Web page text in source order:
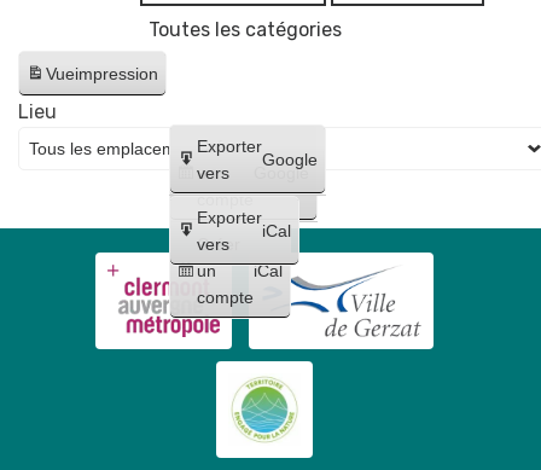
Toutes les catégories
Vueimpression
Créer
un
compte
Google
Créer
un
compte
iCal
Exporter
vers
Google
Exporter
vers
iCal
Lieu